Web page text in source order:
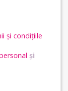
și condițiile
și